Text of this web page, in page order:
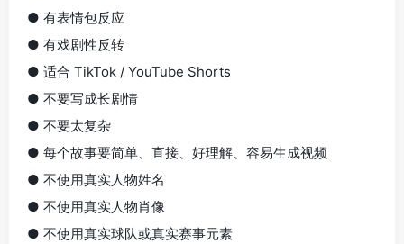
● 有表情包反应
● 有戏剧性反转
● 适合 TikTok / YouTube Shorts
● 不要写成长剧情
● 不要太复杂
● 每个故事要简单、直接、好理解、容易生成视频
● 不使用真实人物姓名
● 不使用真实人物肖像
● 不使用真实球队或真实赛事元素